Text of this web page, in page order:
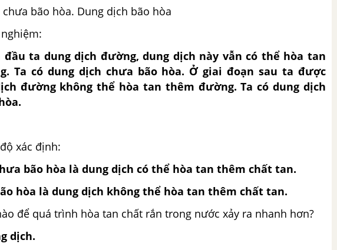
bão hòa. Dung dịch bão hòa
đầu ta dung dịch đường, dung dịch này vẫn có thể hòa tan
Ta có dung dịch chưa bão hòa. Ở giai đoạn sau ta được
đường không thể hòa tan thêm đường. Ta có dung dịch
xác định:
bão hòa là dung dịch có thể hòa tan thêm chất tan.
hòa là dung dịch không thể hòa tan thêm chất tan.
để quá trình hòa tan chất rắn trong nước xảy ra nhanh hơn?
dịch.